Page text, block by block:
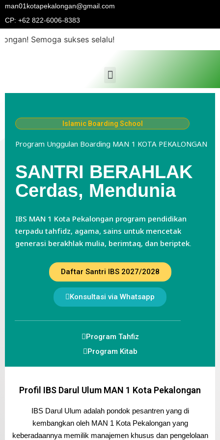
man01kotapekalongan@gmail.com
CP: +62 822-6006-8383
Semoga sukses selalu!
Islamic Boarding School
Program Unggulan Boarding MAN 1 KOTA PEKALONGAN
SANTRI BERAHLAK
Cerdas, Mendunia
IBS MAN 1 Kota Pekalongan program pendidikan
terpadu tahfidz, agama, sains untuk mencetak
generasi berakhlak mulia, berimtaq, dan beriptek.
Daftar Santri IBS 2027/2028
Konsultasi via Whatsapp
Program Tahfiz
Program Kitab
Profil IBS Darul Ulum MAN 1 Kota Pekalongan
IBS Darul Ulum adalah pondok pesantren yang di
kembangkan oleh MAN 1 Kota Pekalongan yang
keberadaannya memilik manajemen khusus dan pengelolaan